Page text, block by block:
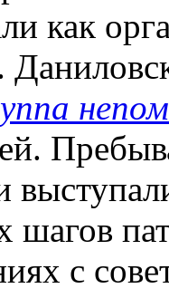
как
шагов
с